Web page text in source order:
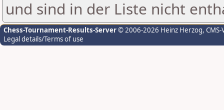
und sind in der Liste nicht
Chess-Tournament-Results-Server© 2006-2026 Heinz Herzog,
Legal details/Terms of use